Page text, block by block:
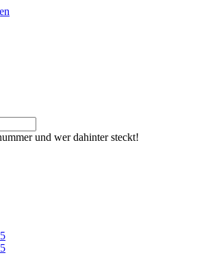
und wer dahinter steckt!